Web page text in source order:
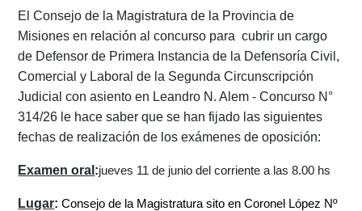
El Consejo de la Magistratura de la Provincia de
Misiones en relación al concurso para cubrir uncargo
de Defensor de Primera Instancia de la Defensoría Civil,
Comercial y Laboral de la Segunda Circunscripción
Judicial con asiento en Leandro N. Alem - Concurso N°
314/26 le hace saber que se han fijado las siguientes
fechas de realización de los exámenes de oposición:
Examen oral :jueves 11 de junio del corriente a las 8.00 hs
Lugar: Consejo de la Magistratura sito en Coronel López Nº